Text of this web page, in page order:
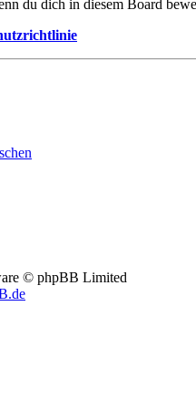
du dich in diesem Board
© phpBB Limited